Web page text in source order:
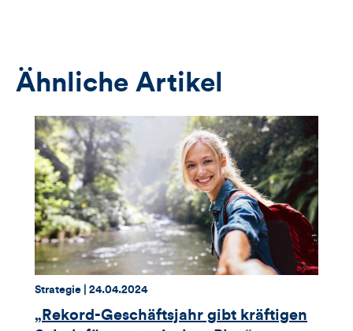
Ähnliche Artikel
Thema:
Strategie | Datum:
24.04.2024
„Rekord-Geschäftsjahr gibt kräftigen